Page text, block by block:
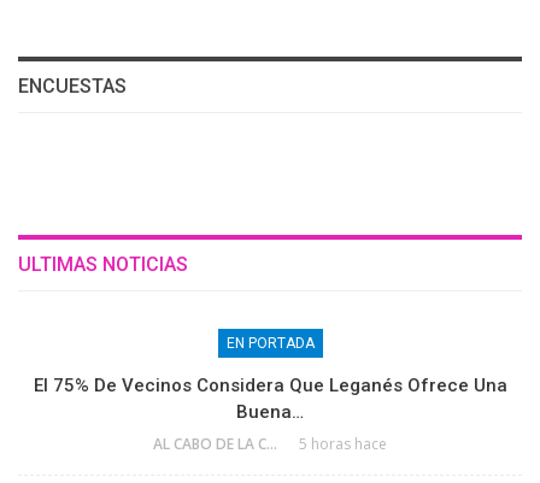
ENCUESTAS
ULTIMAS NOTICIAS
EN PORTADA
El 75% De Vecinos Considera Que Leganés Ofrece Una
Buena…
AL CABO DE LA CALLE 5 horas hace